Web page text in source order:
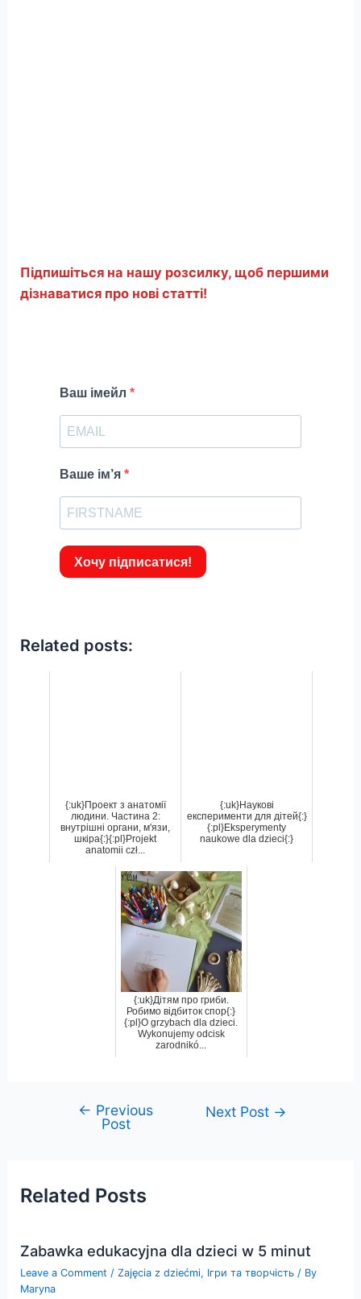
Підпишіться на нашу розсилку, щоб першими
дізнаватися про нові статті!
Ваш імейл
Ваше ім’я
Хочу підписатися!
Related posts:
{:uk}Проект з анатомії
людини. Частина 2:
внутрішні органи, м'язи,
шкіра{:}{:pl}Projekt
anatomii czł...
{:uk}Наукові
експерименти для дітей{:}
{:pl}Eksperymenty
naukowe dla dzieci{:}
{:uk}Дітям про гриби.
Робимо відбиток спор{:}
{:pl}O grzybach dla dzieci.
Wykonujemy odcisk
zarodnikó...
navigation
← Previous
Post
Next Post →
Related Posts
Zabawka edukacyjna dla dzieci w 5 minut
Leave a Comment /Zajęcia z dziećmi, Ігри та творчість / By
Maryna